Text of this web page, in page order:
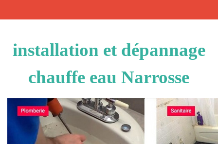
installation et dépannage
chauffe eau Narrosse